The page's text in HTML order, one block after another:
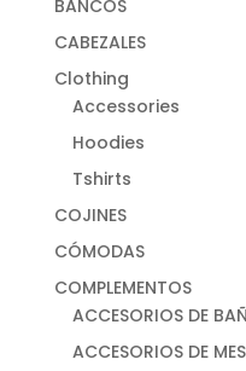
BANCOS
CABEZALES
Clothing
Accessories
Hoodies
Tshirts
COJINES
CÓMODAS
COMPLEMENTOS
ACCESORIOS DE
ACCESORIOS DE